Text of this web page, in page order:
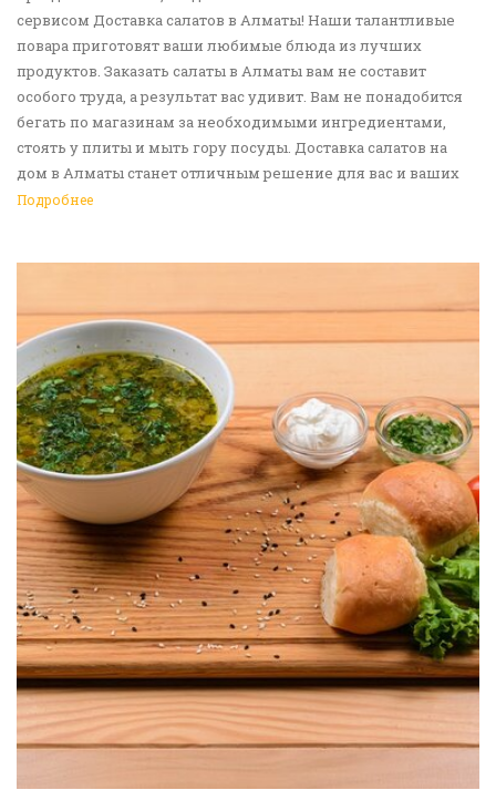
сервисом Доставка салатов в Алматы! Наши талантливые
повара приготовят ваши любимые блюда из лучших
продуктов. Заказать салаты в Алматы вам не составит
особого труда, а результат вас удивит. Вам не понадобится
бегать по магазинам за необходимыми ингредиентами,
стоять у плиты и мыть гору посуды. Доставка салатов на
дом в Алматы станет отличным решение для вас и ваших
родных, друзей. Ведь мы сами берем все хлопоты в свои
Подробнее